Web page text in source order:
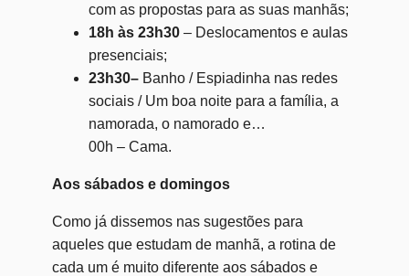
com as propostas para as suas manhãs;
18h às 23h30– Deslocamentos e aulas
presenciais;
23h30–Banho / Espiadinha nas redes
sociais / Um boa noite para a família, a
namorada, o namorado e…
00h – Cama.
Aos sábados e domingos
Como já dissemos nas sugestões para
aqueles que estudam de manhã, a rotina de
cada um é muito diferente aos sábados e